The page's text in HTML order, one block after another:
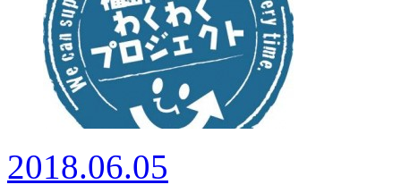
2018.06.05